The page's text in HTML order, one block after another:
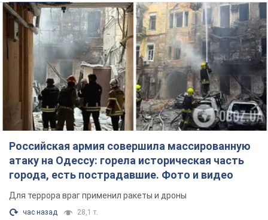
Российская армия совершила массированную
атаку на Одессу: горела историческая часть
города, есть пострадавшие. Фото и видео
Для террора враг применил ракеты и дроны
час назад 28,1 т.